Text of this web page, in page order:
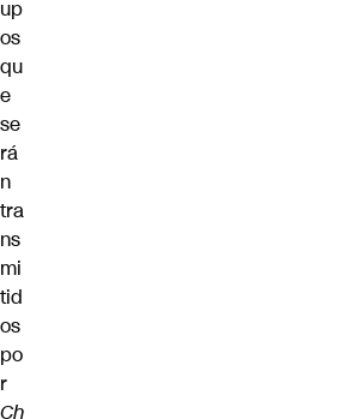
up
os
qu
e
se
rá
n
tra
ns
mi
tid
os
po
r
Ch